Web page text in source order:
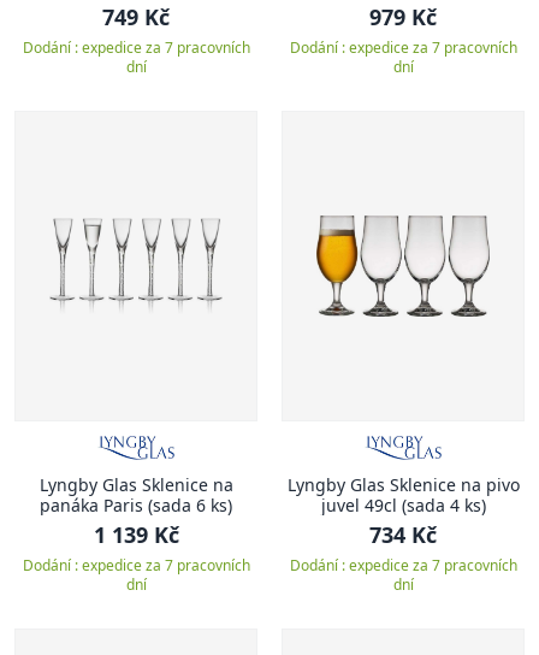
749 Kč
Dodání : expedice za 7 pracovních
dní
979 Kč
Dodání : expedice za 7 pracovních
dní
Lyngby Glas Sklenice na
panáka Paris (sada 6 ks)
1 139 Kč
Dodání : expedice za 7 pracovních
dní
Lyngby Glas Sklenice na pivo
juvel 49cl (sada 4 ks)
734 Kč
Dodání : expedice za 7 pracovních
dní